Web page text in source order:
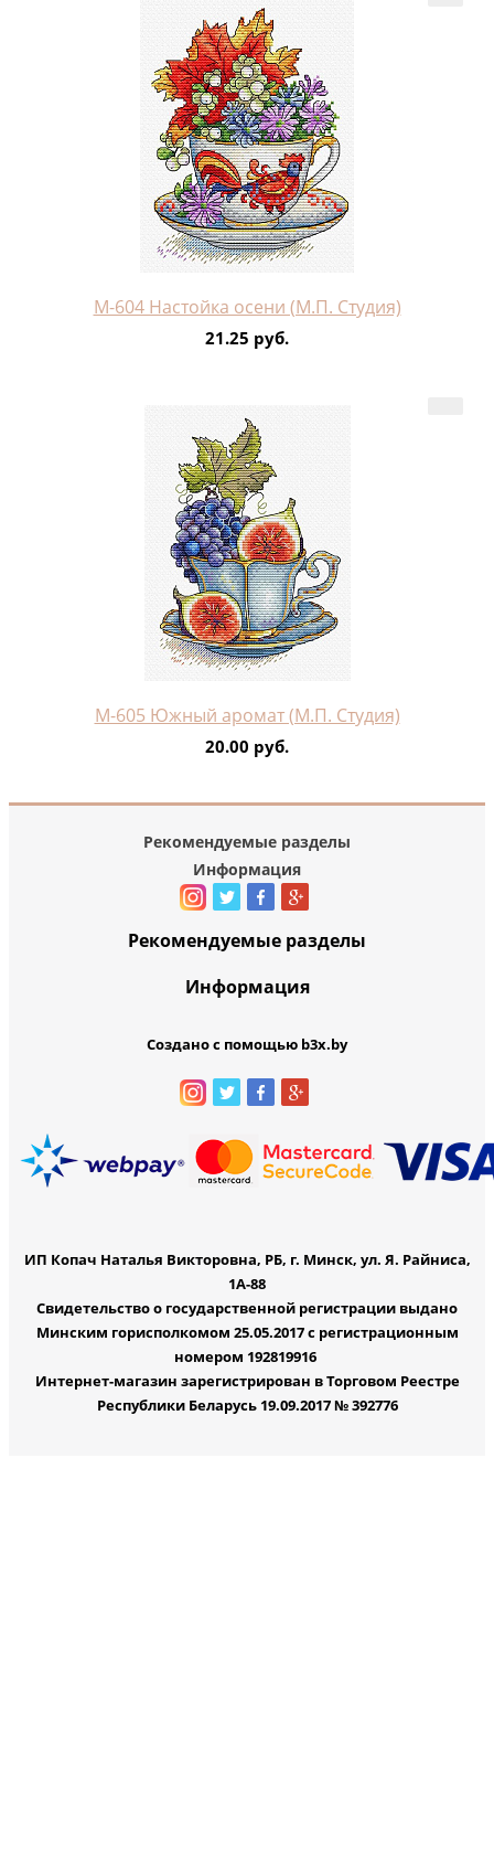
М-604 Настойка осени (М.П. Студия)
21.25 руб.
М-605 Южный аромат (М.П. Студия)
20.00 руб.
Рекомендуемые разделы
Информация
Рекомендуемые разделы
Информация
Создано с помощью b3x.by
ИП Копач Наталья Викторовна, РБ, г. Минск, ул. Я. Райниса,
1А-88
Свидетельство о государственной регистрации выдано
Минским горисполкомом 25.05.2017 с регистрационным
номером 192819916
Интернет-магазин зарегистрирован в Торговом Реестре
Республики Беларусь 19.09.2017 № 392776